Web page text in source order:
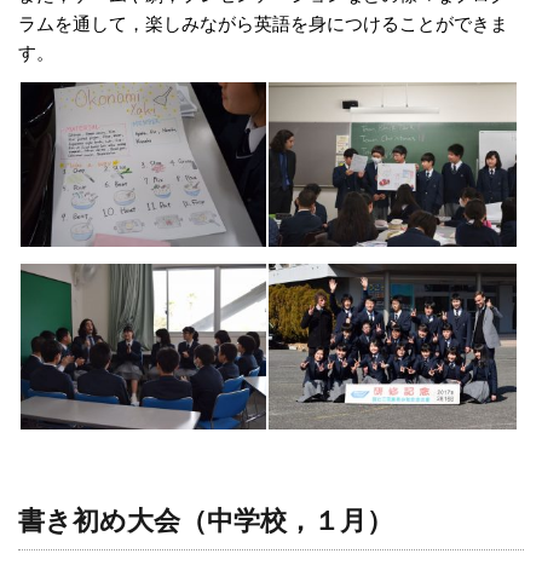
ラムを通して，楽しみながら英語を身につけることができま
す。
書き初め大会（中学校，１月）